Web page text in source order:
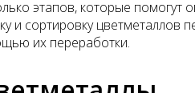
этапов, которые
и сортировку
их переработки.